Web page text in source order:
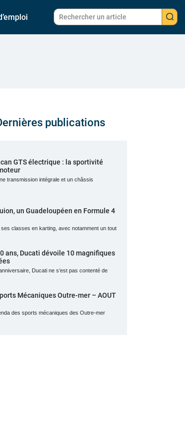
publications
GTS électrique : la sportivité
transmission intégrale et un châssis
un Guadeloupéen en Formule 4
classes en karting, avec notamment un tout
ans, Ducati dévoile 10 magnifiques
Ducati ne s’est pas contenté de
Mécaniques Outre-mer – AOUT
des sports mécaniques des Outre-mer